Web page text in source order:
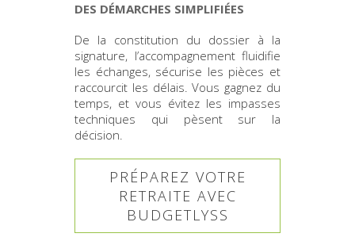
DES DÉMARCHES SIMPLIFIÉES
De la constitution du dossier à la
signature, l’accompagnement fluidifie
les échanges, sécurise les pièces et
raccourcit les délais. Vous gagnez du
temps, et vous évitez les impasses
techniques qui pèsent sur la
décision.
PRÉPAREZ VOTRE
RETRAITE AVEC
BUDGETLYSS